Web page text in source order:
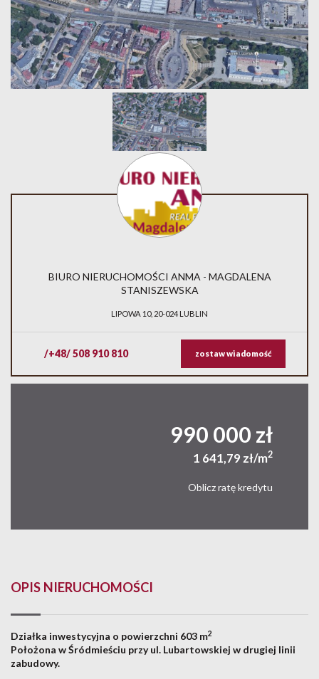
BIURO NIERUCHOMOŚCI ANMA - MAGDALENA
STANISZEWSKA
LIPOWA 10, 20-024 LUBLIN
/+48/ 508 910 810 zostaw wiadomość
990 000 zł
1 641,79 zł/m2
Oblicz ratę kredytu
OPIS NIERUCHOMOŚCI
Działka inwestycyjna o powierzchni 603 m2
Położona w Śródmieściu przy ul. Lubartowskiej w drugiej linii
zabudowy.